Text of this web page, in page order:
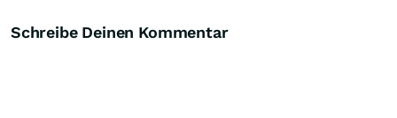
Schreibe Deinen Kommentar